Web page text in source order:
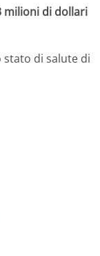
milioni di dollari
stato di salute di